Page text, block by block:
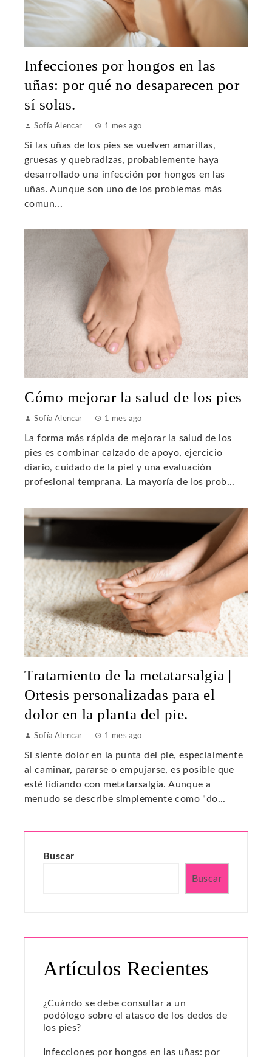
Infecciones por hongos en las
uñas: por qué no desaparecen por
sí solas.
Sofía Alencar 1 mes ago
Si las uñas de los pies se vuelven amarillas,
gruesas y quebradizas, probablemente haya
desarrollado una infección por hongos en las
uñas. Aunque son uno de los problemas más
comun...
Cómo mejorar la salud de los pies
Sofía Alencar 1 mes ago
La forma más rápida de mejorar la salud de los
pies es combinar calzado de apoyo, ejercicio
diario, cuidado de la piel y una evaluación
profesional temprana. La mayoría de los prob...
Tratamiento de la metatarsalgia |
Ortesis personalizadas para el
dolor en la planta del pie.
Sofía Alencar 1 mes ago
Si siente dolor en la punta del pie, especialmente
al caminar, pararse o empujarse, es posible que
esté lidiando con metatarsalgia. Aunque a
menudo se describe simplemente como "do...
Buscar
Buscar
Artículos Recientes
¿Cuándo se debe consultar a un
podólogo sobre el atasco de los dedos de
los pies?
Infecciones por hongos en las uñas: por